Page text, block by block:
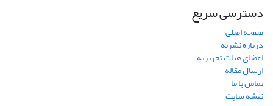
دسترسی سریع
صفحه اصلی
درباره نشریه
اعضای هیات تحریریه
ارسال مقاله
تماس با ما
نقشه سایت